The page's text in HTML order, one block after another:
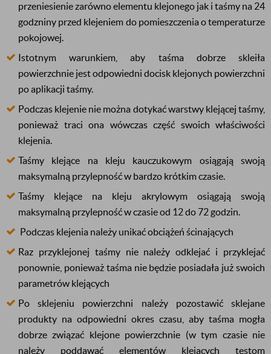
przeniesienie zarówno elementu klejonego jak i taśmy na 24
godzniny przed klejeniem do pomieszczenia o temperaturze
pokojowej.
Istotnym warunkiem, aby taśma dobrze skleiła
powierzchnie jest odpowiedni docisk klejonych powierzchni
po aplikacji taśmy.
Podczas klejenie nie można dotykać warstwy klejącej taśmy,
ponieważ traci ona wówczas część swoich właściwości
klejenia.
Taśmy klejące na kleju kauczukowym osiągają swoją
maksymalną przylepność w bardzo krótkim czasie.
Taśmy klejące na kleju akrylowym osiągają swoją
maksymalną przylepność w czasie od 12 do 72 godzin.
Podczas klejenia należy unikać obciążeń ścinających
Raz przyklejonej taśmy nie należy odklejać i przyklejać
ponownie, ponieważ taśma nie będzie posiadała już swoich
parametrów klejących
Po sklejeniu powierzchni należy pozostawić sklejane
produkty na odpowiedni okres czasu, aby taśma mogła
dobrze związać klejone powierzchnie (w tym czasie nie
należy poddawać elementów klejących testom